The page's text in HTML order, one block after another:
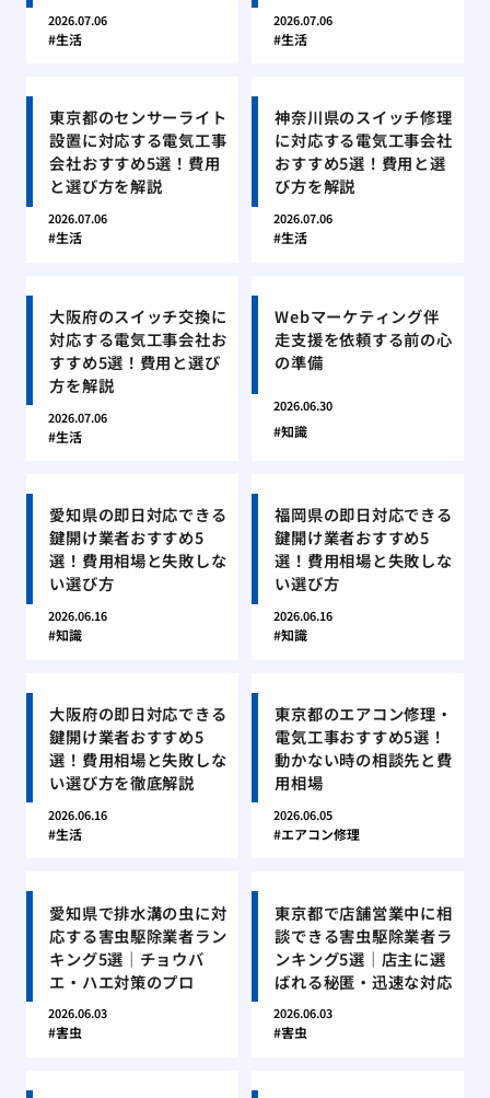
2026.07.06
生活
2026.07.06
生活
東京都のセンサーライト
設置に対応する電気工事
会社おすすめ5選！費用
と選び方を解説
2026.07.06
生活
神奈川県のスイッチ修理
に対応する電気工事会社
おすすめ5選！費用と選
び方を解説
2026.07.06
生活
大阪府のスイッチ交換に
対応する電気工事会社お
すすめ5選！費用と選び
方を解説
2026.07.06
生活
Webマーケティング伴
走支援を依頼する前の心
の準備
2026.06.30
知識
愛知県の即日対応できる
鍵開け業者おすすめ5
選！費用相場と失敗しな
い選び方
2026.06.16
知識
福岡県の即日対応できる
鍵開け業者おすすめ5
選！費用相場と失敗しな
い選び方
2026.06.16
知識
大阪府の即日対応できる
鍵開け業者おすすめ5
選！費用相場と失敗しな
い選び方を徹底解説
2026.06.16
生活
東京都のエアコン修理・
電気工事おすすめ5選！
動かない時の相談先と費
用相場
2026.06.05
エアコン修理
愛知県で排水溝の虫に対
応する害虫駆除業者ラン
キング5選｜チョウバ
エ・ハエ対策のプロ
2026.06.03
害虫
東京都で店舗営業中に相
談できる害虫駆除業者ラ
ンキング5選｜店主に選
ばれる秘匿・迅速な対応
2026.06.03
害虫